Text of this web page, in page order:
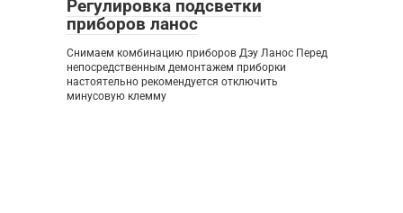
Регулировка подсветки
приборов ланос
Снимаем комбинацию приборов Дэу Ланос Перед
непосредственным демонтажем приборки
настоятельно рекомендуется отключить
минусовую клемму